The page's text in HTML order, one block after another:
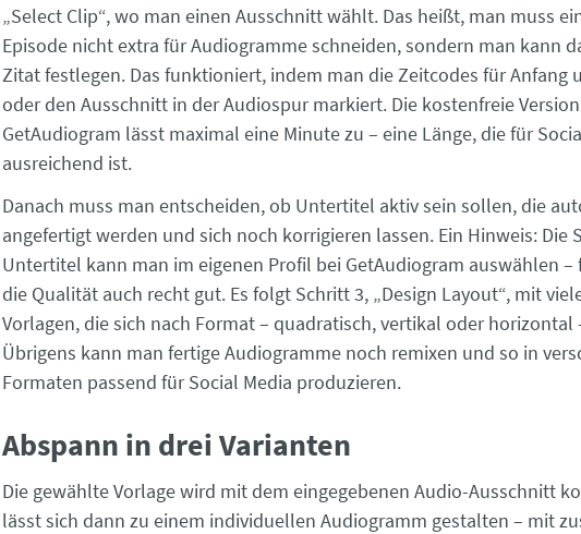
„Select Clip“, wo man einen Ausschnitt wählt. Das heißt, man muss
Episode nicht extra für Audiogramme schneiden, sondern man kann
Zitat festlegen. Das funktioniert, indem man die Zeitcodes für Anfang
oder den Ausschnitt in der Audiospur markiert. Die kostenfreie
GetAudiogram lässt maximal eine Minute zu – eine Länge, die für
ausreichend ist.
Danach muss man entscheiden, ob Untertitel aktiv sein sollen, die
angefertigt werden und sich noch korrigieren lassen. Ein Hinweis: Die
Untertitel kann man im eigenen Profil bei GetAudiogram auswählen –
die Qualität auch recht gut. Es folgt Schritt 3, „Design Layout“, mit
Vorlagen, die sich nach Format – quadratisch, vertikal oder horizontal
Übrigens kann man fertige Audiogramme noch remixen und so in
Formaten passend für Social Media produzieren.
Abspann in drei Varianten
Die gewählte Vorlage wird mit dem eingegebenen Audio-Ausschnitt
lässt sich dann zu einem individuellen Audiogramm gestalten – mit